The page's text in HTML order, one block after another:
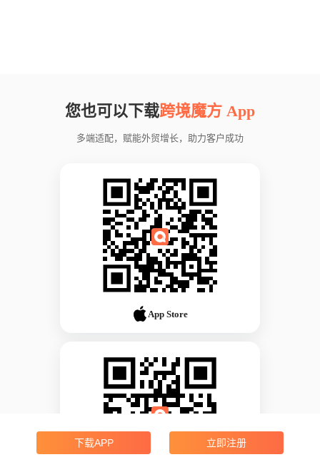
您也可以下载跨境魔方 App
多端适配，赋能外贸增长，助力客户成功
App Store
下载APP 立即注册